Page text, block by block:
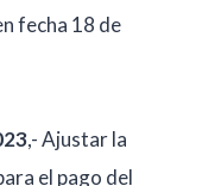
fecha 18 de
,- Ajustar la
el pago del